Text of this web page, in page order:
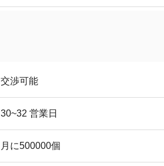
交渉可能
30~32 営業日
月に500000個